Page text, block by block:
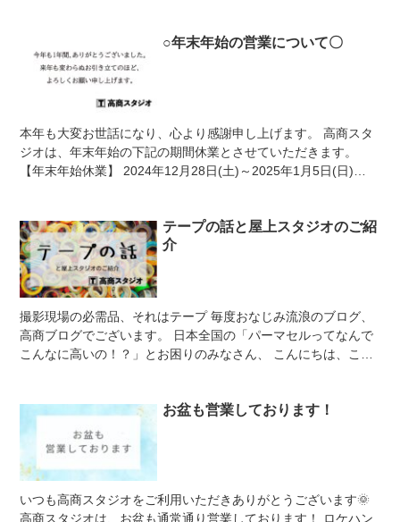
○年末年始の営業について〇
本年も大変お世話になり、心より感謝申し上げます。 高商スタ
ジオは、年末年始の下記の期間休業とさせていただきます。
【年末年始休業】 2024年12月28日(土)～2025年1月5日(日)
テープの話と屋上スタジオのご紹
介
撮影現場の必需品、それはテープ 毎度おなじみ流浪のブログ、
高商ブログでございます。 日本全国の「パーマセルってなんで
こんなに高いの！？」とお困りのみなさん、 こんにちは、こん
お盆も営業しております！
いつも高商スタジオをご利用いただきありがとうございます🌞
高商スタジオは、お盆も通常通り営業しております！ ロケハン